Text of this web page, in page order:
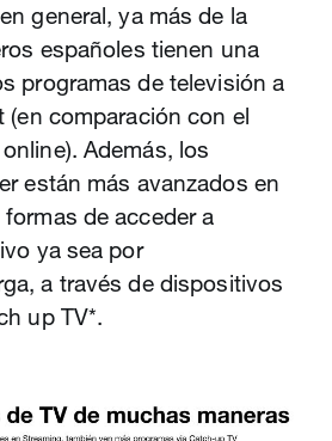
general, ya más de la
españoles tienen una
programas de televisión a
(en comparación con el
Además, los
están más avanzados en
de acceder a
ya sea por
a través de dispositivos
up TV*.